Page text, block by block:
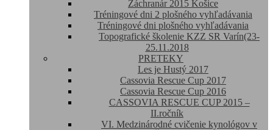
Záchranár 2015 Košice
Tréningové dni 2 plošného vyhľadávania
Tréningové dni plošného vyhľadávania
Topografické školenie KZZ SR Varín(23-
25.11.2018
PRETEKY
Les je Hustý 2017
Cassovia Rescue Cup 2017
Cassovia Rescue Cup 2016
CASSOVIA RESCUE CUP 2015 –
II.ročník
VI. Medzinárodné cvičenie kynológov v